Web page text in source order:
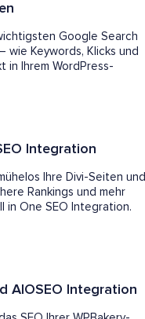
Google Search
wie Keywords, Klicks und
in Ihrem WordPress-
Integration
Ihre Divi-Seiten und
Rankings und mehr
in One SEO Integration.
AIOSEO Integration